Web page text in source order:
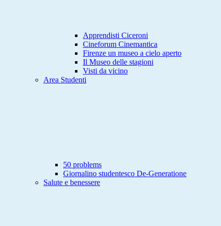
Apprendisti Ciceroni
Cineforum Cinemantica
Firenze un museo a cielo aperto
Il Museo delle stagioni
Visti da vicino
Area Studenti
50 problems
Giornalino studentesco De-Generatione
Salute e benessere